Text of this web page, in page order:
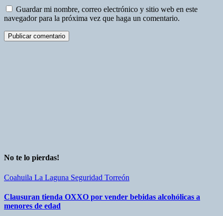
Guardar mi nombre, correo electrónico y sitio web en este
navegador para la próxima vez que haga un comentario.
No te lo pierdas!
Coahuila La Laguna Seguridad Torreón
Clausuran tienda OXXO por vender bebidas alcohólicas a
menores de edad